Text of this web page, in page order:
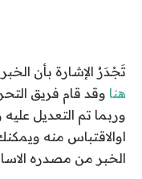
تَجْدَرُ الإشارة بأن
هنا وقد قام فريق
وربما تم التعديل
اوالاقتباس منه
الخبر من مصدره